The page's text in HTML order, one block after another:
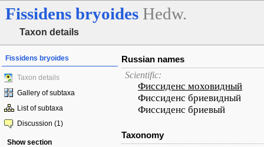
Fissidens bryoides Hedw.
Taxon details
Fissidens bryoides
Taxon details
Gallery of subtaxa
List of subtaxa
Discussion (1)
Show section
Russian names
Scientific:
Фиссиденс моховидный
Фиссиденс бриевидный
Фиссиденс бриевый
Taxonomy